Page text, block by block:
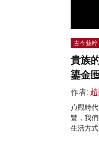
古今藝粹
貴族
鎏金
作者:
貞觀時
豐，我
生活方式